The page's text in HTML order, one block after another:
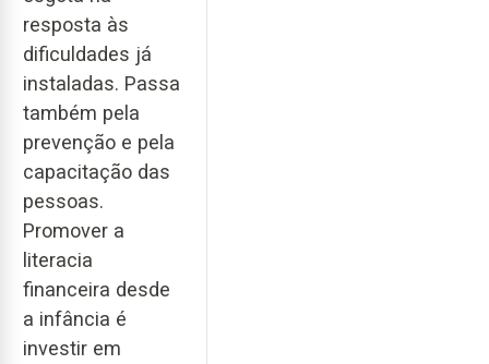
resposta às
dificuldades já
instaladas. Passa
também pela
prevenção e pela
capacitação das
pessoas.
Promover a
literacia
financeira desde
a infância é
investir em